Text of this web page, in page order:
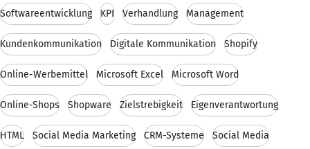
Softwareentwicklung KPI Verhandlung Management
Kundenkommunikation Digitale Kommunikation Shopify
Online-Werbemittel Microsoft Excel Microsoft Word
Online-Shops Shopware Zielstrebigkeit Eigenverantwortung
HTML Social Media Marketing CRM-Systeme Social Media